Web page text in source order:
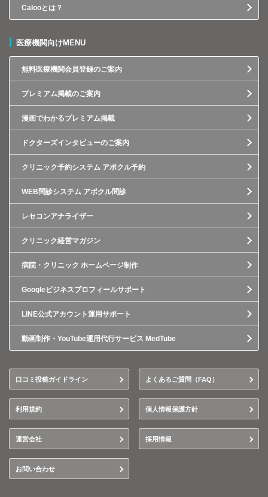
Calooとは？
医療機関向けMENU
無料医療機関会員登録のご案内
プレミアム掲載のご案内
漫画でわかるプレミアム掲載
ドクターズインタビューのご案内
クリニック予約システム アポクル予約
WEB問診システム アポクル問診
レセコンアナライザー
クリニック経営マガジン
病院・クリニック ホームページ制作
Googleビジネスプロフィールサポート
LINE公式アカウント運用サポート
動画制作・YouTube運用代行サービス MedTube
口コミ投稿ガイドライン よくあるご質問（FAQ）
利用規約 個人情報保護方針
運営会社 採用情報
お問い合わせ